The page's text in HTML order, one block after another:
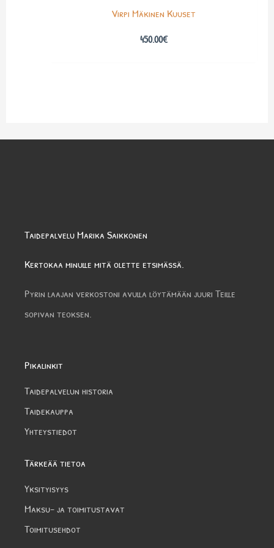
Virpi Mäkinen Kuuset
450.00€
Taidepalvelu Marika Saikkonen
Kertokaa minulle mitä olette etsimässä.
Pyrin laajan verkostoni avulla löytämään juuri Teille
sopivan teoksen.
Pikalinkit
Taidepalvelun historia
Taidekauppa
Yhteystiedot
Tärkeää tietoa
Yksityisyys
Maksu- ja toimitustavat
Toimitusehdot